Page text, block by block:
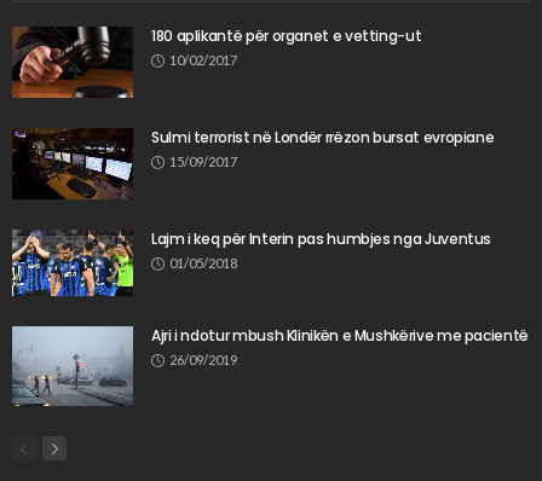
180 aplikantë për organet e vetting-ut
10/02/2017
Sulmi terrorist në Londër rrëzon bursat evropiane
15/09/2017
Lajm i keq për Interin pas humbjes nga Juventus
01/05/2018
Ajri i ndotur mbush Klinikën e Mushkërive me pacientë
26/09/2019